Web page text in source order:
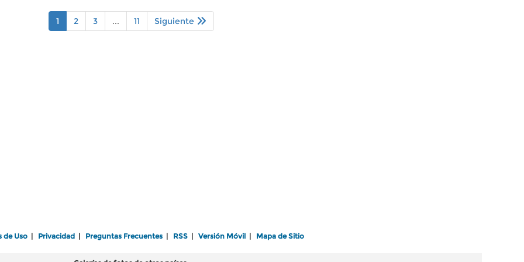
1 2 3 ... 11 Siguiente
de Uso Privacidad Preguntas Frecuentes RSS Versión Móvil Mapa de Sitio